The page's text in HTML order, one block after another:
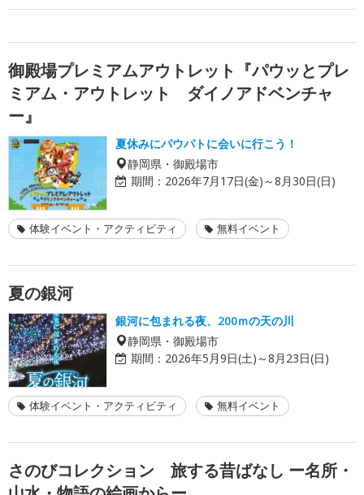
御殿場プレミアムアウトレット『パウッとプレ
ミアム・アウトレット ダイノアドベンチャ
ー』
夏休みにパウパトに会いに行こう！
静岡県・御殿場市
期間： 2026年7月17日(金)～8月30日(日)
体験イベント・アクティビティ 無料イベント
夏の銀河
銀河に包まれる夜、200ｍの天の川
静岡県・御殿場市
期間： 2026年5月9日(土)～8月23日(日)
体験イベント・アクティビティ 無料イベント
さのびコレクション 旅する昔ばなし ー名所・